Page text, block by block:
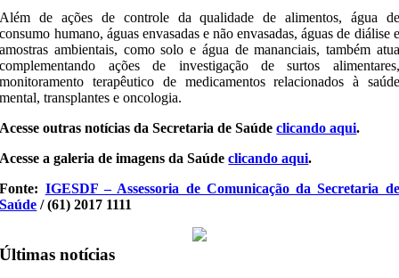
Além de ações de controle da qualidade de alimentos, água de
consumo humano, águas envasadas e não envasadas, águas de diálise e
amostras ambientais, como solo e água de mananciais, também atua
complementando ações de investigação de surtos alimentares,
monitoramento terapêutico de medicamentos relacionados à saúde
mental, transplantes e oncologia.
Acesse outras notícias da Secretaria de Saúdeclicando aqui.
A​cesse a​ galeria de imagens da Saúde​clicando aqui.
Fonte: IGESDF – Assessoria de Comunicação da Secretaria de
Saúde / (61) 2017 1111
Últimas notícias